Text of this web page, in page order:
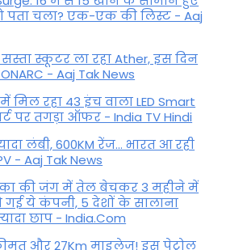
Rashifal : किसी
से होगी मुलाकात, पढ़ें
राशिफल
January 14, 2026
चला? एक-एक की लिस्ट - Aaj
स्कूटर ला रहा Ather, इस दिन
- Aaj Tak News
रहा 43 इंच वाला LED Smart
पर तगड़ा ऑफर - India TV Hindi
लंबी, 600KM रेंज... भारत आ रही
- Aaj Tak News
की जंग में तेल बेचकर 3 महीने में
गई ये कंपनी, 5 देशों के सालाना
छाप - India.Com
और 27Km माइलेज! इस पेट्रोल